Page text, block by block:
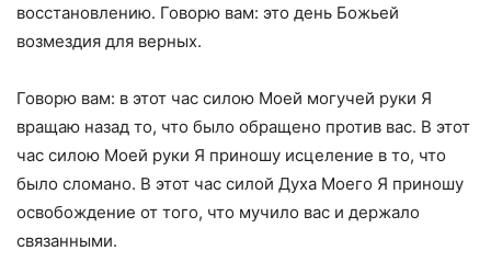
восстановлению. Говорю вам: это день Божьей
возмездия для верных.
Говорю вам: в этот час силою Моей могучей руки Я
вращаю назад то, что было обращено против вас. В этот
час силою Моей руки Я приношу исцеление в то, что
было сломано. В этот час силой Духа Моего Я приношу
освобождение от того, что мучило вас и держало
связанными.